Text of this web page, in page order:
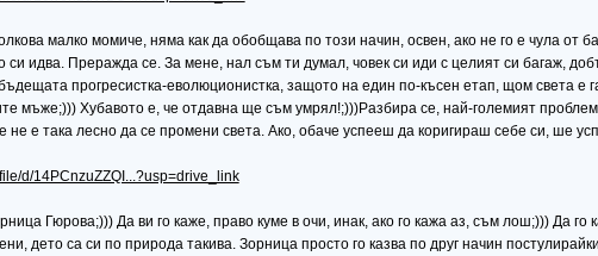
малко момиче, няма как да обобщава по този начин, освен, ако не го е чула от
си идва. Преражда се. За мене, нал съм ти думал, човек си иди с целият си багаж,
прогресистка-еволюционистка, защото на един по-късен етап, щом света
мъже;))) Хубавото е, че отдавна ще съм умрял!;)))Разбира се, най-големият
не е така лесно да се промени света. Ако, обаче успееш да коригираш себе си, ше
d/14PCnzuZZQI...?usp=drive_link
Гюрова;))) Да ви го каже, право куме в очи, инак, ако го кажа аз, съм лош;))) Да
дето са си по природа такива. Зорница просто го казва по друг начин